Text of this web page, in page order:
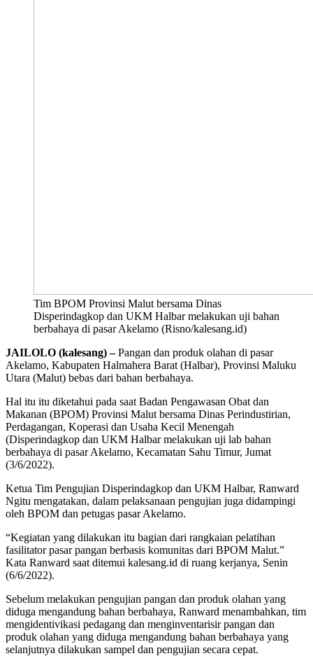
Tim BPOM Provinsi Malut bersama Dinas
Disperindagkop dan UKM Halbar melakukan uji bahan
berbahaya di pasar Akelamo (Risno/kalesang.id)
JAILOLO (kalesang) –Pangan dan produk olahan di pasar
Akelamo, Kabupaten Halmahera Barat (Halbar), Provinsi Maluku
Utara (Malut) bebas dari bahan berbahaya.
Hal itu itu diketahui pada saat Badan Pengawasan Obat dan
Makanan (BPOM) Provinsi Malut bersama Dinas Perindustirian,
Perdagangan, Koperasi dan Usaha Kecil Menengah
(Disperindagkop dan UKM Halbar melakukan uji lab bahan
berbahaya di pasar Akelamo, Kecamatan Sahu Timur, Jumat
(3/6/2022).
Ketua Tim Pengujian Disperindagkop dan UKM Halbar, Ranward
Ngitu mengatakan, dalam pelaksanaan pengujian juga didampingi
oleh BPOM dan petugas pasar Akelamo.
“Kegiatan yang dilakukan itu bagian dari rangkaian pelatihan
fasilitator pasar pangan berbasis komunitas dari BPOM Malut.”
Kata Ranward saat ditemui kalesang.id di ruang kerjanya, Senin
(6/6/2022).
Sebelum melakukan pengujian pangan dan produk olahan yang
diduga mengandung bahan berbahaya, Ranward menambahkan, tim
mengidentivikasi pedagang dan menginventarisir pangan dan
produk olahan yang diduga mengandung bahan berbahaya yang
selanjutnya dilakukan sampel dan pengujian secara cepat.